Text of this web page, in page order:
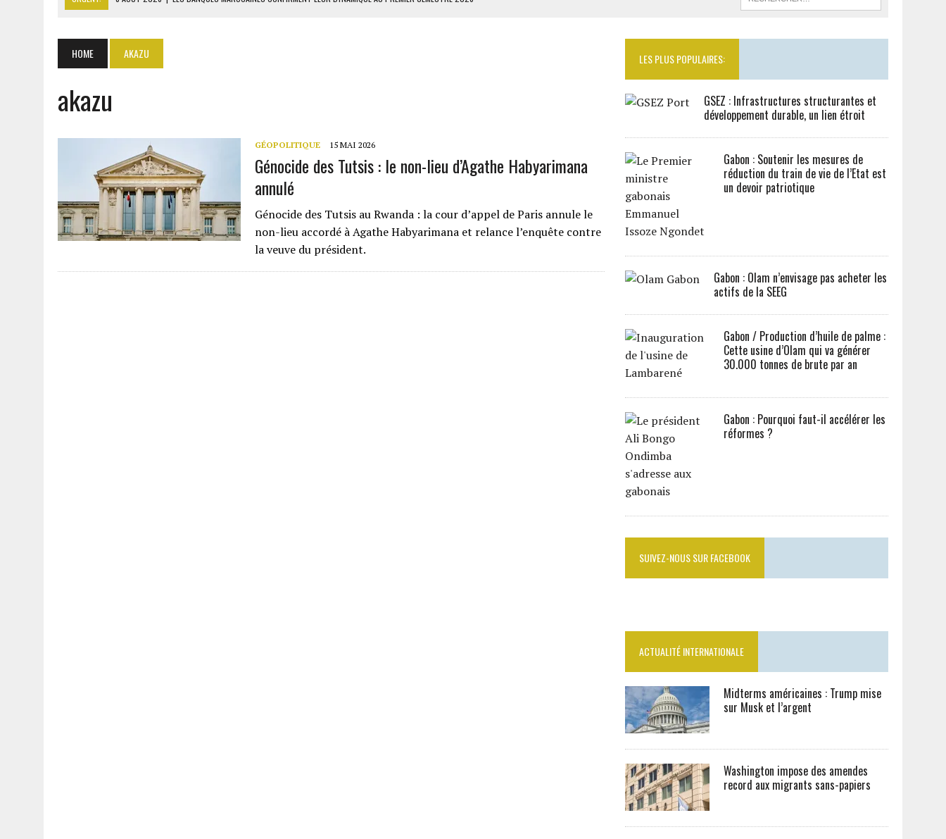
8 AOÛT 2026 | LIBAN-ISRAËL : ACCORD SUR LES PAYS CHARGÉS DE VÉRIFIER LE DÉSARMEMENT DU HEZBOLLAH
8 AOÛT 2026
HOME AKAZU
akazu
GÉOPOLITIQUE 15 MAI 2026
Génocide des Tutsis : le non-lieu d’Agathe Habyarimana
annulé
Génocide des Tutsis au Rwanda : la cour d’appel de Paris annule le
non-lieu accordé à Agathe Habyarimana et relance l’enquête contre
la veuve du président.
LES PLUS POPULAIRES:
GSEZ : Infrastructures structurantes et
développement durable, un lien étroit
Gabon : Soutenir les mesures de
réduction du train de vie de l’Etat est
un devoir patriotique
Gabon : Olam n’envisage pas acheter les
actifs de la SEEG
Gabon / Production d’huile de palme :
Cette usine d’Olam qui va générer
30.000 tonnes de brute par an
Gabon : Pourquoi faut-il accélérer les
réformes ?
SUIVEZ-NOUS SUR FACEBOOK
ACTUALITÉ INTERNATIONALE
Midterms américaines : Trump mise
sur Musk et l’argent
Washington impose des amendes
record aux migrants sans-papiers